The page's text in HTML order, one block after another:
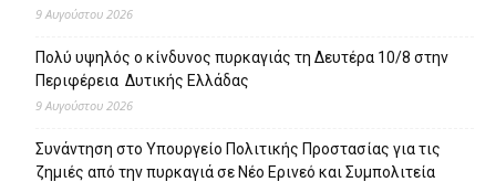
9 Αυγούστου 2026
Πολύ υψηλός ο κίνδυνος πυρκαγιάς τη Δευτέρα 10/8 στην
Περιφέρεια Δυτικής Ελλάδας
9 Αυγούστου 2026
Συνάντηση στο Υπουργείο Πολιτικής Προστασίας για τις
ζημιές από την πυρκαγιά σε Νέο Ερινεό και Συμπολιτεία